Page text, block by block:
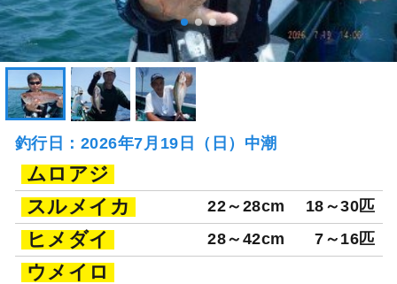
釣行日：2026年7月19日（日）中潮
ムロアジ
スルメイカ
22～28cm 18～30匹
ヒメダイ 28～42cm 7～16匹
ウメイロ